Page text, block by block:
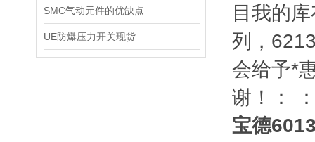
SMC气动元件的优缺点
UE防爆压力开关现货
目我的
列，
会给予*
谢！：
宝德